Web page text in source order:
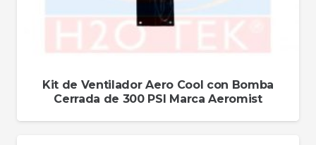
Kit de Ventilador Aero Cool con Bomba
Cerrada de 300 PSI Marca Aeromist